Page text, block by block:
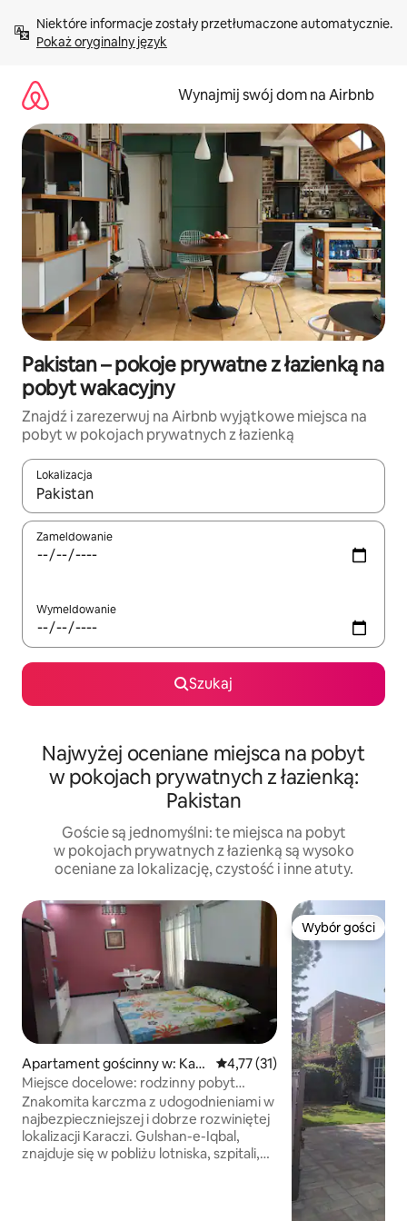
treści Pokaż oryginalny język
Wynajmij swój dom na Airbnb
Pakistan – pokoje prywatne z łazienką na
pobyt wakacyjny
Znajdź i zarezerwuj na Airbnb wyjątkowe miejsca na
pobyt w pokojach prywatnych z łazienką
Lokalizacja
Gdy wyniki będą dostępne, możesz poruszać się po nich za
Zameldowanie
Wymeldowanie
Szukaj
Najwyżej oceniane miejsca na pobyt
w pokojach prywatnych z łazienką:
Pakistan
Goście są jednomyślni: te miejsca na pobyt
w pokojach prywatnych z łazienką są wysoko
oceniane za lokalizację, czystość i inne atuty.
Apartament gościnny w: Kara
chi
Średnia ocena: 4,77 na 5,
4,77 (31)
Miejsce docelowe: rodzinny pobyt
w Gulshan Nipa_Regal Palace
Znakomita karczma z udogodnieniami w
najbezpieczniejszej i dobrze rozwiniętej
lokalizacji Karaczi. Gulshan-e-Iqbal,
znajduje się w pobliżu lotniska, szpitali,
Wybór gości
Wybór gości